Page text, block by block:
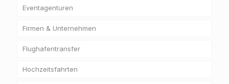
Eventagenturen
Firmen & Unternehmen
Flughafentransfer
Hochzeitsfahrten